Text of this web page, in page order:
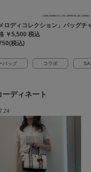
ロディコレクション」バッグチ
￥5,500 税込
税込)
バッグ コラボ
ディネート